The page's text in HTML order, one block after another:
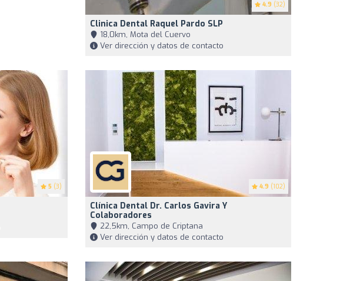
4.9 (32)
Clinica Dental Raquel Pardo SLP
18,0km, Mota del Cuervo
Ver dirección y datos de contacto
5 (3) 4.9 (102)
Clínica Dental Dr. Carlos Gavira Y
Colaboradores
22,5km, Campo de Criptana
Ver dirección y datos de contacto